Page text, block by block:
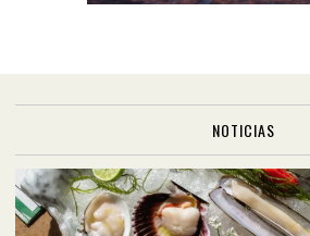
NOTICIAS